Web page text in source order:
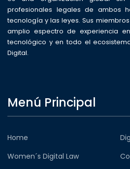
profesionales legales de ambos
tecnología y las leyes. Sus
amplio espectro de experiencia
tecnológico y en todo el
Digital.
Menú Principal
Home
Women´s Digital Law